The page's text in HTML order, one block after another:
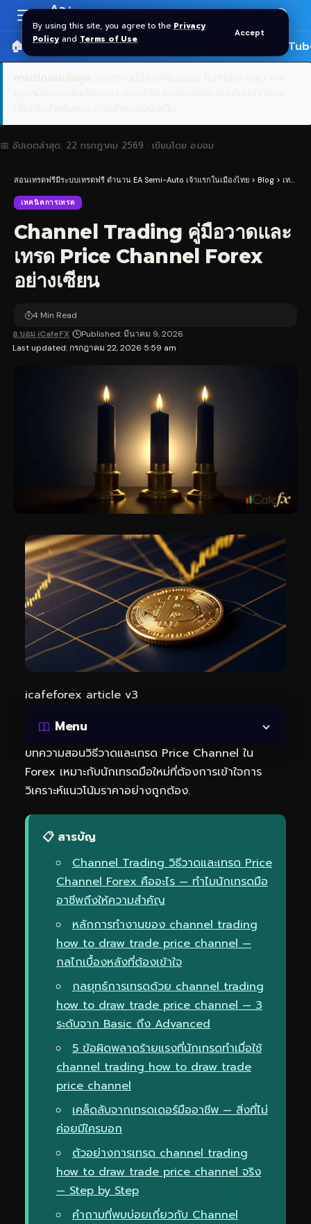
By using this site, you agree to the Privacy
Policy and Terms of Use.
Accept
Resizer
Aa
🏠 หน้าแรก ราคาทอง SPDR 🎬
📅 อัปเดตล่าสุด: 22 กรกฎาคม 2569 · เขียนโดย อ.บอม
สอนเทรดฟรีมีระบบเทรดฟรี ตำนาน EA Semi-Auto เจ้าแรกในเมืองไทย > Blog > เทคนิคการเทรด
เทคนิคการเทรด
Channel Trading คู่มือวาดและ
เทรด Price Channel Forex
อย่างเซียน
Last updated: กรกฎาคม 22, 2026 5:59 am
อ.บอม iCafeFX Published: มีนาคม 9, 2026
4 Min Read
icafeforex article v3
Menu
บทความสอนวิธีวาดและเทรด Price Channel ใน
Forex เหมาะกับนักเทรดมือใหม่ที่ต้องการเข้าใจการ
วิเคราะห์แนวโน้มราคาอย่างถูกต้อง.
📋 สารบัญ
Channel Trading วิธีวาดและเทรด Price
Channel Forex คืออะไร — ทำไมนักเทรดมือ
อาชีพถึงให้ความสำคัญ
หลักการทำงานของ channel trading
how to draw trade price channel —
กลไกเบื้องหลังที่ต้องเข้าใจ
กลยุทธ์การเทรดด้วย channel trading
how to draw trade price channel — 3
ระดับจาก Basic ถึง Advanced
5 ข้อผิดพลาดร้ายแรงที่นักเทรดทำเมื่อใช้
channel trading how to draw trade
price channel
เคล็ดลับจากเทรดเดอร์มืออาชีพ — สิ่งที่ไม่
ค่อยมีใครบอก
ตัวอย่างการเทรด channel trading
how to draw trade price channel จริง
— Step by Step
คำถามที่พบบ่อยเกี่ยวกับ Channel